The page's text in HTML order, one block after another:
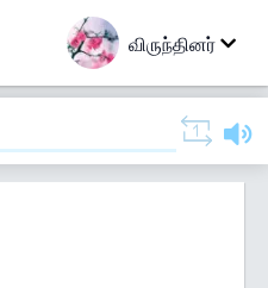
விருந்தினர்